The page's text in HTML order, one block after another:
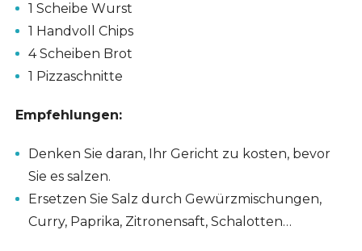
1 Scheibe Wurst
1 Handvoll Chips
4 Scheiben Brot
1 Pizzaschnitte
Empfehlungen:
Denken Sie daran, Ihr Gericht zu kosten, bevor
Sie es salzen.
Ersetzen Sie Salz durch Gewürzmischungen,
Curry, Paprika, Zitronensaft, Schalotten…